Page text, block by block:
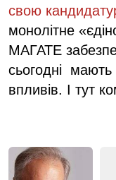
свою
монолітне
МАГАТЕ
сьогодні мають
впливів. І тут